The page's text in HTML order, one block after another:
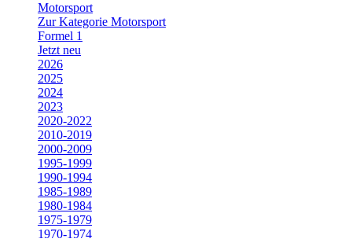
Motorsport
Zur Kategorie Motorsport
Formel 1
Jetzt neu
2026
2025
2024
2023
2020-2022
2010-2019
2000-2009
1995-1999
1990-1994
1985-1989
1980-1984
1975-1979
1970-1974